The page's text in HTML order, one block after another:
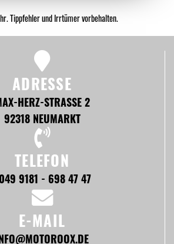
Tippfehler und Irrtümer vorbehalten.
ADRESSE
HERZ-STRASSE 2
92318 NEUMARKT
TELEFON
9181 - 698 47 47
E-MAIL